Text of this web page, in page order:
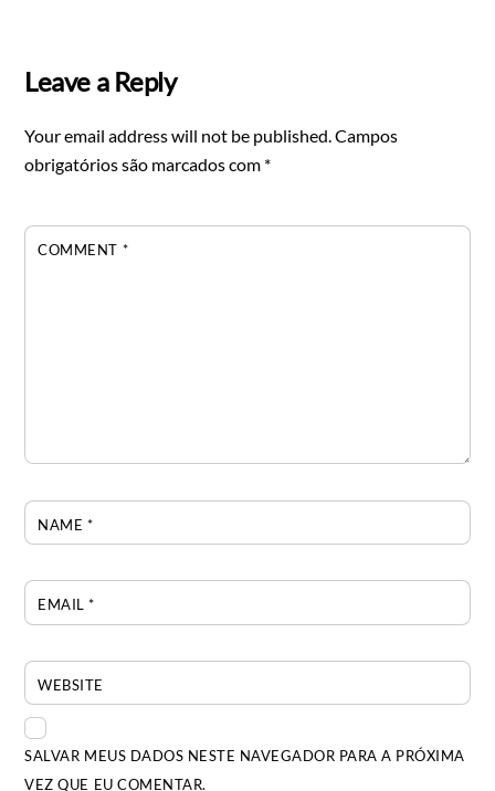
Leave a Reply
Your email address will not be published. Campos
obrigatórios são marcados com *
COMMENT *
NAME *
EMAIL*
WEBSITE
SALVAR MEUS DADOS NESTE NAVEGADOR PARA A PRÓXIMA
VEZ QUE EU COMENTAR.